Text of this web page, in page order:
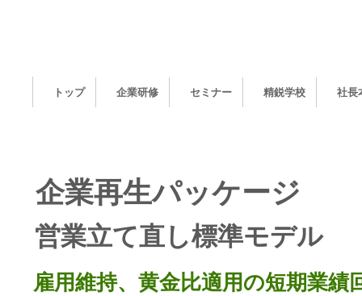
企業再生パッケージ
営業立て直し標準モデル
雇用維持、黄金比適用の短期業績
トップ 企業研修 セミナー 精鋭学校 社長